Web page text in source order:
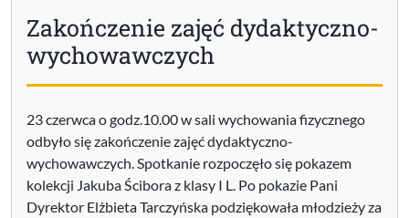
Zakończenie zajęć dydaktyczno-
wychowawczych
23 czerwca o godz.10.00 w sali wychowania fizycznego
odbyło się zakończenie zajęć dydaktyczno-
wychowawczych. Spotkanie rozpoczęło się pokazem
kolekcji Jakuba Ścibora z klasy I L. Po pokazie Pani
Dyrektor Elżbieta Tarczyńska podziękowała młodzieży za